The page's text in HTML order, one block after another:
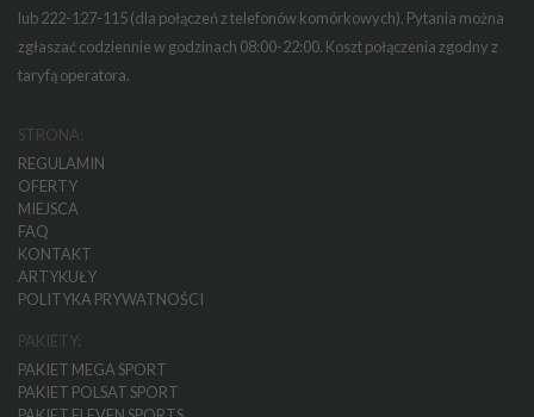
lub 222-127-115 (dla połączeń z telefonów komórkowych). Pytania można
zgłaszać codziennie w godzinach 08:00-22:00. Koszt połączenia zgodny z
taryfą operatora.
STRONA:
REGULAMIN
OFERTY
MIEJSCA
FAQ
KONTAKT
ARTYKUŁY
POLITYKA PRYWATNOŚCI
PAKIETY:
PAKIET MEGA SPORT
PAKIET POLSAT SPORT